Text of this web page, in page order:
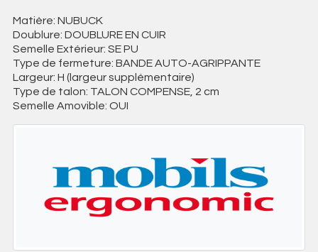
Matière: NUBUCK
Doublure: DOUBLURE EN CUIR
Semelle Extérieur: SE PU
Type de fermeture: BANDE AUTO-AGRIPPANTE
Largeur: H (largeur supplémentaire)
Type de talon: TALON COMPENSE, 2 cm
Semelle Amovible: OUI